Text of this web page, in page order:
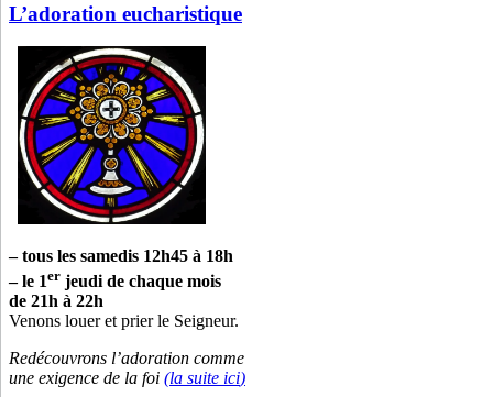
L’adoration eucharistique
– tous les samedis 12h45 à 18h
– le 1er jeudi de chaque mois
de 21h à 22h
Venons louer et prier le Seigneur.
Redécouvrons l’adoration comme
une exigence de la foi (la suite ici)